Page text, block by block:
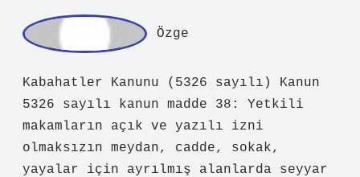
Kabahatler Kanunu (5326 sayılı) Kanun
5326 sayılı kanun madde 38: Yetkili
makamların açık ve yazılı izni